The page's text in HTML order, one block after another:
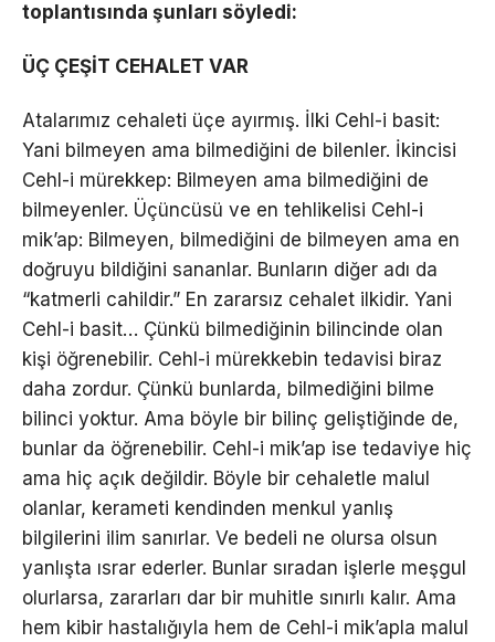
toplantısında şunları söyledi:
ÜÇ ÇEŞİT CEHALET VAR
Atalarımız cehaleti üçe ayırmış. İlki Cehl-i basit:
Yani bilmeyen ama bilmediğini de bilenler. İkincisi
Cehl-i mürekkep: Bilmeyen ama bilmediğini de
bilmeyenler. Üçüncüsü ve en tehlikelisi Cehl-i
mik’ap: Bilmeyen, bilmediğini de bilmeyen ama en
doğruyu bildiğini sananlar. Bunların diğer adı da
“katmerli cahildir.” En zararsız cehalet ilkidir. Yani
Cehl-i basit… Çünkü bilmediğinin bilincinde olan
kişi öğrenebilir. Cehl-i mürekkebin tedavisi biraz
daha zordur. Çünkü bunlarda, bilmediğini bilme
bilinci yoktur. Ama böyle bir bilinç geliştiğinde de,
bunlar da öğrenebilir. Cehl-i mik’ap ise tedaviye hiç
ama hiç açık değildir. Böyle bir cehaletle malul
olanlar, kerameti kendinden menkul yanlış
bilgilerini ilim sanırlar. Ve bedeli ne olursa olsun
yanlışta ısrar ederler. Bunlar sıradan işlerle meşgul
olurlarsa, zararları dar bir muhitle sınırlı kalır. Ama
hem kibir hastalığıyla hem de Cehl-i mik’apla malul